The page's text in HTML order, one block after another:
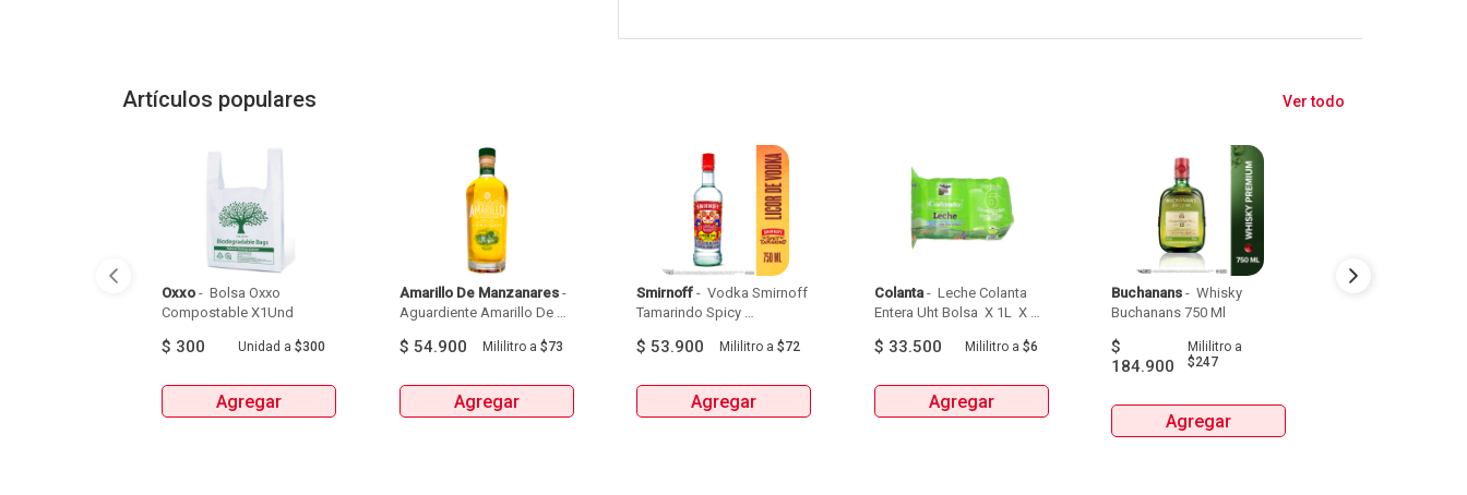
Artículos populares Ver todo
Oxxo - Bolsa Oxxo
$ 300 Unidad a $300
Agregar
Amarillo De Manzanares -
Aguardiente Amarillo De
$ 54.900 Mililitroa $73
Agregar
Smirnoff - Vodka Smirnoff
Tamarindo Spicy
$ 53.900 Mililitro a$72
Agregar
Colanta - Leche Colanta
Entera Uht Bolsa  X 1L  X
$ 33.500 Mililitroa $6
Agregar
Buchanans - Whisky
$
184.900
Mililitro a
$247
Agregar